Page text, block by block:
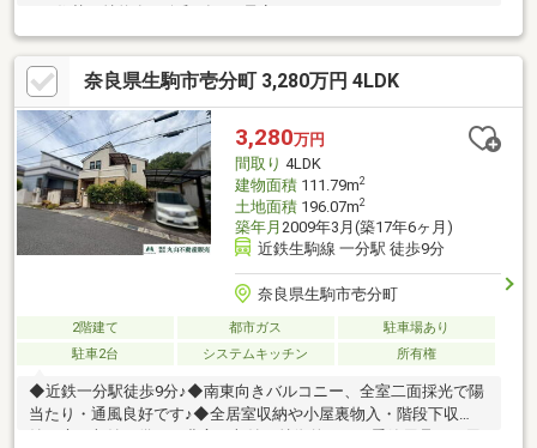
♪♪※住替え特約有（令和8年9月予定）
奈良県生駒市壱分町 3,280万円 4LDK
3,280万円
間取り 4LDK
建物面積111.79m2
土地面積196.07m2
築年月 2009年3月(築17年6ヶ月)
近鉄生駒線 一分駅 徒歩9分
奈良県生駒市壱分町
2階建て 都市ガス
駐車場あり
駐車2台
システムキッチン 所有権
◆近鉄一分駅徒歩9分♪◆南東向きバルコニー、全室二面採光で陽
当たり・通風良好です♪◆全居室収納や小屋裏物入・階段下収